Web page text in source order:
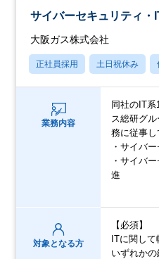
サイバーセキュリティ・
大阪ガス株式会社
正社員採用 土日祝休み
業務内容
同社のIT系
ス総研グ
務に従事し
・サイバ
・サイバ
進
対象となる方
【必須】
ITに関して
いずれか